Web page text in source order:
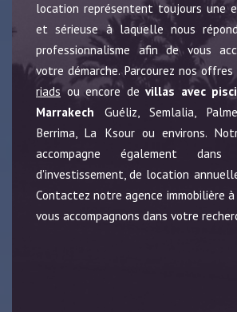
location représentent toujours une
et sérieuse à laquelle nous
professionnalisme afin de vous
votre démarche. Parcourez nos offres
riads ou encore devillas avec
Marrakech Guéliz, Semlalia,
Berrima, La Ksour ou environs.
accompagne également
d'investissement, de location
Contactez notre agence immobilière à
vous accompagnons dans votre